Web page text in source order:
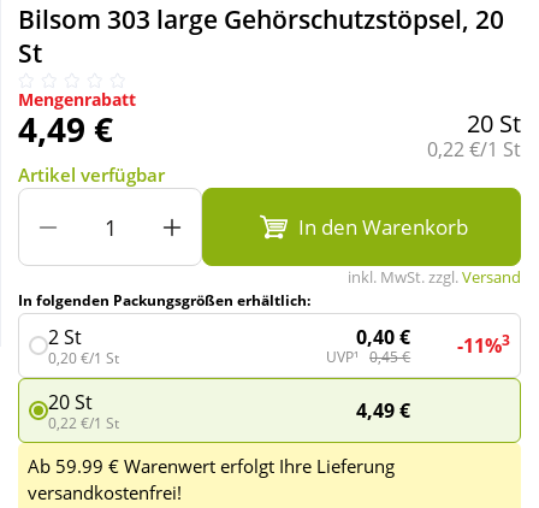
Natur & Homöopathie
Sanitätshaus
Sport & Fitness
Wellness
Bilsom 303 large Gehörschutzstöpsel, 20
St
Mengenrabatt
4,49 € 20 St
Grundpreis:
0,22 €/1 St
Artikel verfügbar
In den Warenkorb
inkl. MwSt. zzgl.Versand
In folgenden Packungsgrößen erhältlich:
2 St
0,20 €/1 St
0,40 €
UVP¹ 0,45 € -11%3
20 St
0,22 €/1 St 4,49 €
Ab 59.99 € Warenwert erfolgt Ihre Lieferung
versandkostenfrei!